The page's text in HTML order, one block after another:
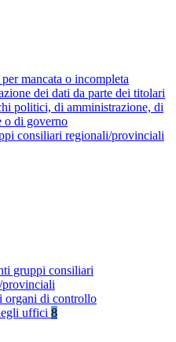
mancata o incompleta
dei dati da parte dei titolari
politici, di amministrazione, di
o di governo
consiliari regionali/provinciali
gruppi consiliari
organi di controllo
uffici 8